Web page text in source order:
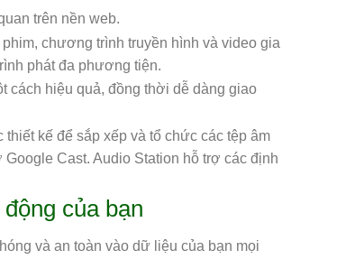
trên nền web.
chương trình truyền hình và video gia
phát đa phương tiện.
cách hiệu quả, đồng thời dễ dàng giao
kế để sắp xếp và tổ chức các tệp âm
Cast. Audio Station hỗ trợ các định
của bạn
và an toàn vào dữ liệu của bạn mọi